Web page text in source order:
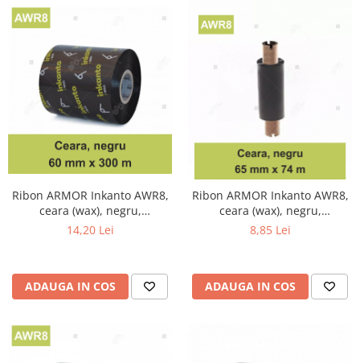
Ribon ARMOR Inkanto AWR8,
ceara (wax), negru,
60mmX300M, OUT
14,20 Lei
ADAUGA IN COS
Ribon ARMOR Inkanto AWR8,
ceara (wax), negru,
65mmX74M, OUT
8,85 Lei
ADAUGA IN COS